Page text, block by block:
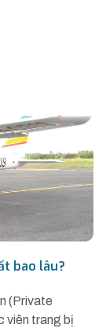
bao lâu?
(Private
viên trang bị